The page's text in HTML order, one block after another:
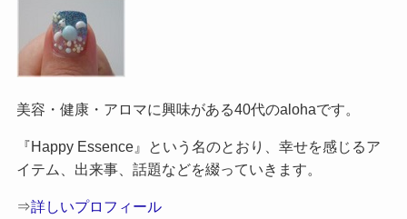
美容・健康・アロマに興味がある40代のalohaです。
『Happy Essence』という名のとおり、幸せを感じるア
イテム、出来事、話題などを綴っていきます。
⇒詳しいプロフィール